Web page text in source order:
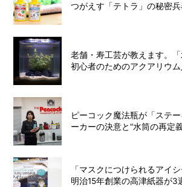
つがえす「テトラ」の秘密兵
老舗・寿工芸が教えます。「
初心者のためのアクアリウム
ピーコック魔法瓶が「ステ
ーカーの決意と“水筒の再定
「マスクにつけられるアイ
明治15年創業の高津紙器が3